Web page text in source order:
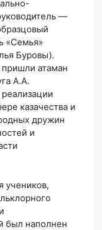
—
«Семья»
Буровы).
пришли атаман
А.А.
казачества и
дружин
и
учеников,
был наполнен